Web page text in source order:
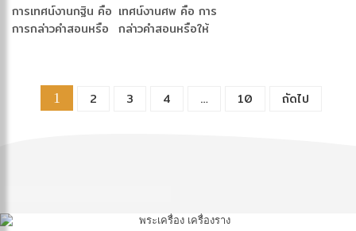
การเทศน์งานกฐิน คือ
การกล่าวคำสอนหรือ
เทศน์งานศพ คือ การ
กล่าวคำสอนหรือให้
1 2 3 4 … 10 ถัดไป